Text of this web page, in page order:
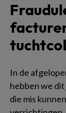
In de
hebben we dit
die mis